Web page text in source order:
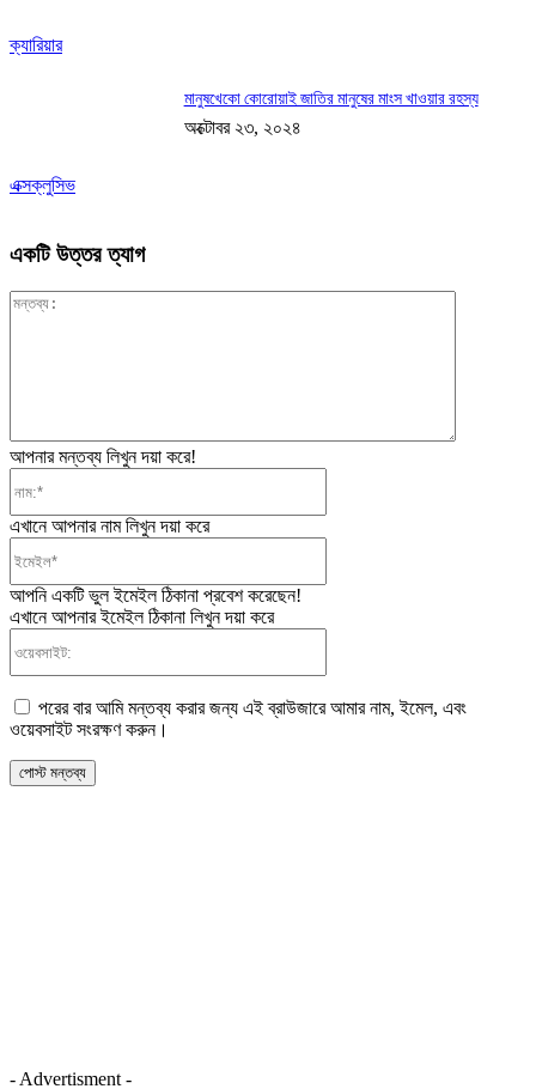
ক্যারিয়ার
এক্সক্লুসিভ
মানুষখেকো কোরোয়াই জাতির মানুষের মাংস খাওয়ার রহস্য
অক্টোবর ২৩, ২০২৪
একটি উত্তর ত্যাগ
আপনার মন্তব্য লিখুন দয়া করে!
এখানে আপনার নাম লিখুন দয়া করে
আপনি একটি ভুল ইমেইল ঠিকানা প্রবেশ করেছেন!
এখানে আপনার ইমেইল ঠিকানা লিখুন দয়া করে
পরের বার আমি মন্তব্য করার জন্য এই ব্রাউজারে আমার নাম, ইমেল, এবং
ওয়েবসাইট সংরক্ষণ করুন।
- Advertisment -